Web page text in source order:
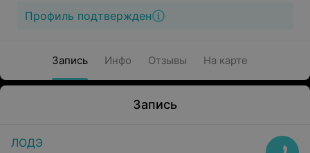
Профиль подтвержден
Запись Инфо Отзывы На карте
Запись
ЛОДЭ